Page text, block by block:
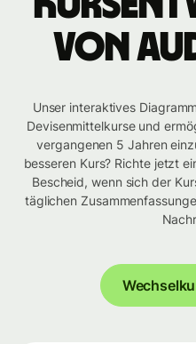
von
Unser interaktives
Devisenmittelkurse und
vergangenen 5 Jahren
besseren Kurs? Richte jetzt
Bescheid, wenn sich der
täglichen